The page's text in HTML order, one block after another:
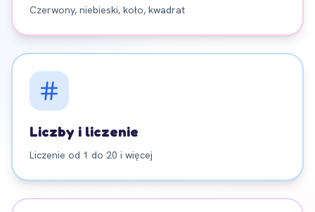
Czerwony, niebieski, koło, kwadrat
Liczby i liczenie
Liczenie od 1 do 20 i więcej